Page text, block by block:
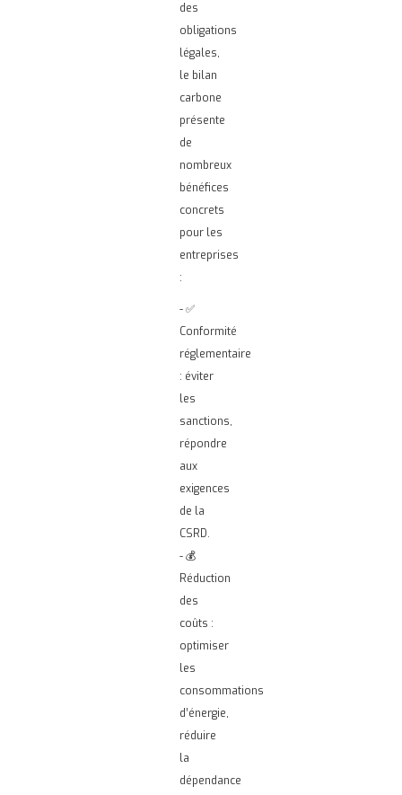
des
obligations
légales,
le bilan
carbone
présente
de
nombreux
bénéfices
concrets
pour les
entreprises
:
- ✅
Conformité
réglementaire
: éviter
les
sanctions,
répondre
aux
exigences
de la
CSRD.
- 💰
Réduction
des
coûts :
optimiser
les
consommations
d’énergie,
réduire
la
dépendance